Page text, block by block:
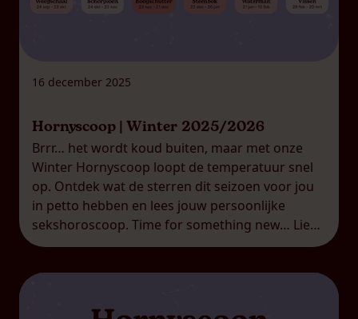
16 december 2025
Hornyscoop | Winter 2025/2026
Brrr… het wordt koud buiten, maar met onze
Winter Hornyscoop loopt de temperatuur snel
op. Ontdek wat de sterren dit seizoen voor jou
in petto hebben en lees jouw persoonlijke
sekshoroscoop. Time for something new… Lieve
Waterman, jij loopt altijd net een stap voor op